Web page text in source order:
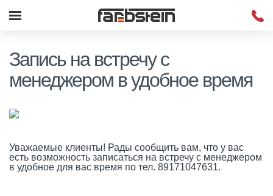
Запись на встречу с
менеджером в удобное время
Уважаемые клиенты! Рады сообщить вам, что у вас
есть возможность записаться на встречу с менеджером
в удобное для вас время по тел. 89171047631.